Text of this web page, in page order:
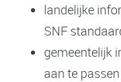
landelijke
SNF
gemeentelijk
aan te